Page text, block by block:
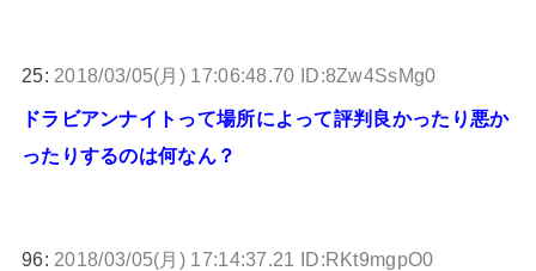
25: 2018/03/05(月) 17:06:48.70 ID:8Zw4SsMg0
ドラビアンナイトって場所によって評判良かったり悪か
ったりするのは何なん？
96: 2018/03/05(月) 17:14:37.21 ID:RKt9mgpO0